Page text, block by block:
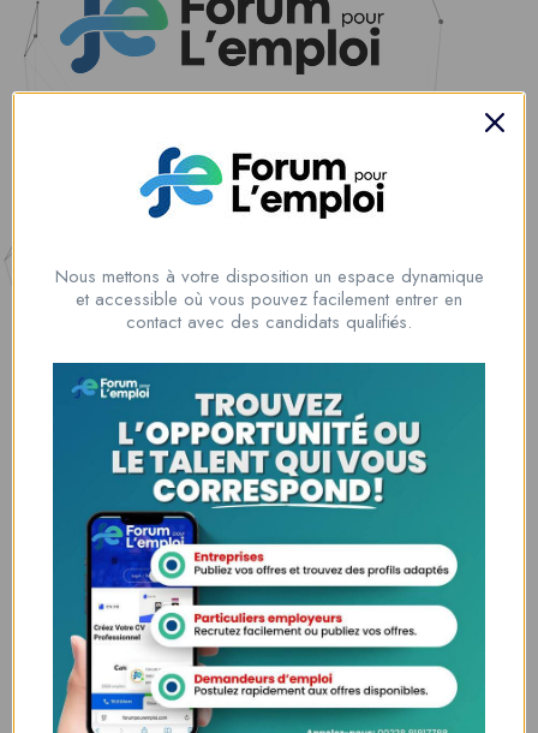
00228 91917788
la solution idéale pour tous ceux qui cherchent à se connecter au
opportunité professionnelle ou que vous souhaitiez recruter les meilleurs
Lome, Togo
fpe@forumpouremploi.com / 0022891917788
Espaces Candidats
Parcourir les Candidats
Tableau de Bord
Alertes d’Emploi
Mes Favoris
Postuler en ligne : 5 erreurs courantes à éviter pour maximiser vos
Nous mettons à votre disposition un espace dynamique
et accessible où vous pouvez facilement entrer en
contact avec des candidats qualifiés.